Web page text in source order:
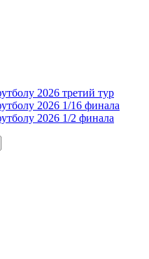
2026 третий тур
2026 1/16 финала
2026 1/2 финала